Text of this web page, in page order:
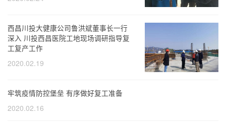
西昌川投大健康公司鲁洪斌董事长一行
深入 川投西昌医院工地现场调研指导复
工复产工作
2020.02.19
牢筑疫情防控堡垒 有序做好复工准备
2020.02.16